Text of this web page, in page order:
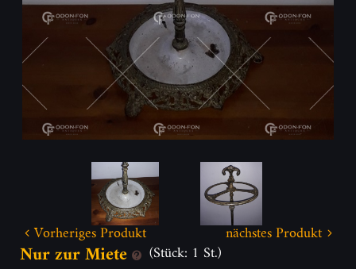
Vorheriges Produkt nächstes Produkt
Nur zur Miete (Stück: 1 St.)